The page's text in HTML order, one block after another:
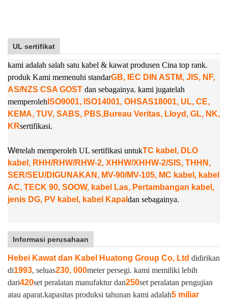
UL sertifikat
kami adalah salah satu kabel & kawat produsen Cina top rank.
produk Kami memenuhi standarGB, IEC DIN ASTM, JIS, NF,
AS/NZS CSA GOST dan sebagainya. kami jugatelah
memperoleh ISO9001, ISO14001, OHSAS18001, UL, CE,
KEMA, TUV, SABS, PBS,Bureau Veritas, Lloyd, GL, NK,
KRsertifikasi.
Wetelah memperoleh UL sertifikasi untukTC kabel, DLO
kabel, RHH/RHW/RHW-2, XHHW/XHHW-2/SIS, THHN,
SER/SEU/DIGUNAKAN, MV-90/MV-105, MC kabel, kabel
AC, TECK 90, SOOW, kabel Las, Pertambangan kabel,
jenis DG, PV kabel, kabel Kapal dan sebagainya.
Informasi perusahaan
Hebei Kawat dan Kabel Huatong Group Co, Ltd didirikan
di1993, seluas230, 000meter persegi. kami memiliki lebih
dari420set peralatan manufaktur dan250set peralatan pengujian
atau aparat.kapasitas produksi tahunan kami adalah5 miliar